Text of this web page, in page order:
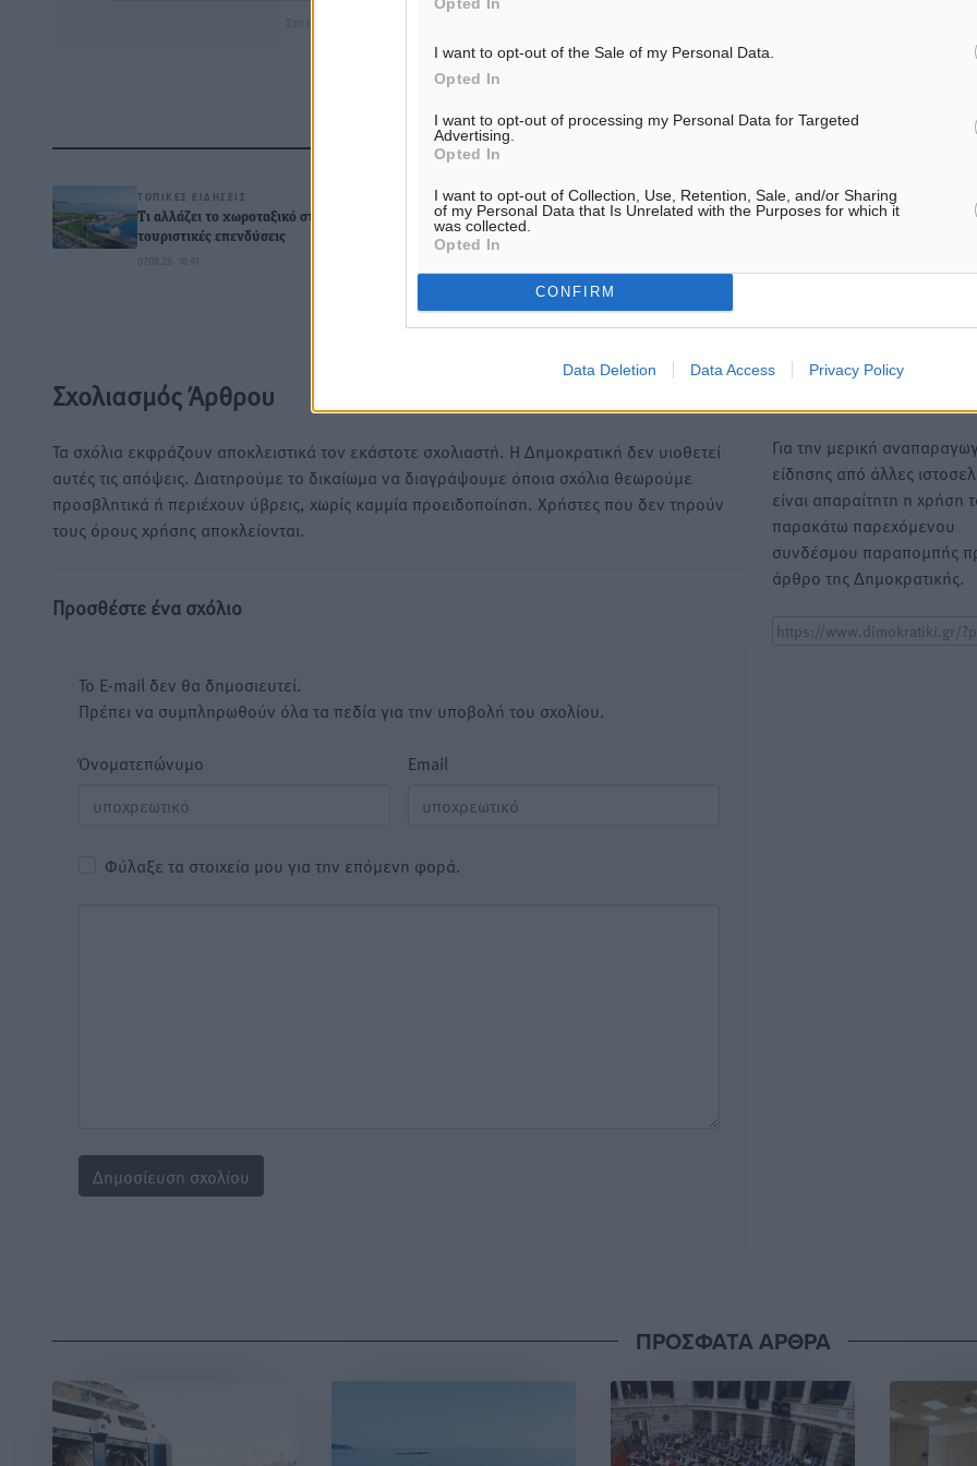
I want to opt-out of the Sale of my Personal Data.
Opted In
I want to opt-out of processing my Personal Data for Targeted
Advertising.
Opted In
I want to opt-out of Collection, Use, Retention, Sale, and/or Sharing
of my Personal Data that Is Unrelated with the Purposes for which it
was collected.
Opted In
CONFIRM
Data Deletion Data Access Privacy Policy
ΔΙΑΒΑΣΕ ΕΠΙΣΗΣ
ΤΟΠΙΚΈΣ ΕΙΔΉΣΕΙΣ
Τι αλλάζει το χωροταξικό στις
τουριστικές επενδύσεις
07.08.26 · 18:41
ΤΟΠΙΚΈΣ ΕΙΔΉΣΕΙΣ
ΥΠΑΑΤ: 12,5 εκατ. ευρώ στις 13
Περιφέρειες για μέτρα
ΤΟΠΙΚΈΣ ΕΙΔΉΣΕΙΣ
«Γιατί οι Τούρκοι
οι γείτονες προτιμούν
Σχολιασμός Άρθρου
Τα σχόλια εκφράζουν αποκλειστικά τον εκάστοτε σχολιαστή. Η Δημοκρατική δεν υιοθετεί
αυτές τις απόψεις. Διατηρούμε το δικαίωμα να διαγράψουμε όποια σχόλια θεωρούμε
προσβλητικά ή περιέχουν ύβρεις, χωρίς καμμία προειδοποίηση. Χρήστες που δεν τηρούν
τους όρους χρήσης αποκλείονται.
Προσθέστε ένα σχόλιο
Το E-mail δεν θα δημοσιευτεί.
Πρέπει να συμπληρωθούν όλα τα πεδία για την υποβολή του σχολίου.
Όνοματεπώνυμο Email
Φύλαξε τα στοιχεία μου για την επόμενη φορά.
Για την μερική
είδησης από άλλες
είναι απαραίτητη η χρήση
παρακάτω παρεχόμενου
συνδέσμου παραπομπής
άρθρο της Δημοκρατικής.
ΠΡΟΣΦΑΤΑ ΑΡΘΡΑ